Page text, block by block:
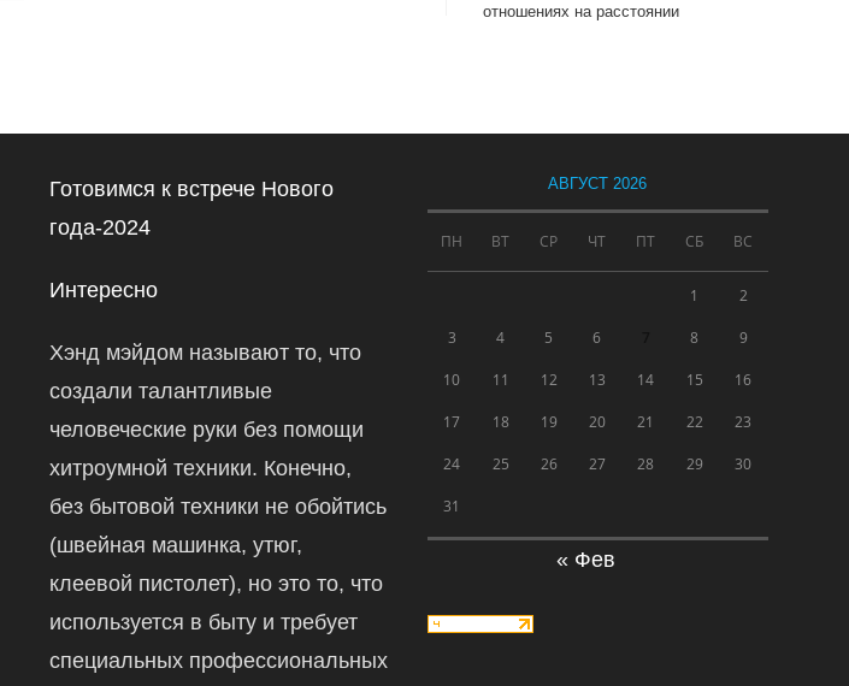
отношениях на расстоянии
Готовимся к встрече Нового
года-2024
Интересно
Хэнд мэйдом называют то, что
создали талантливые
человеческие руки без помощи
хитроумной техники. Конечно,
без бытовой техники не обойтись
(швейная машинка, утюг,
клеевой пистолет), но это то, что
используется в быту и требует
специальных профессиональных
АВГУСТ 2026
ПН ВТ СР ЧТ ПТ СБ ВС
1 2
3 4 5 6 8 9
10 11 12 13 14 15 16
17 18 19 20 21 22 23
24 25 26 27 28 29 30
31
« Фев